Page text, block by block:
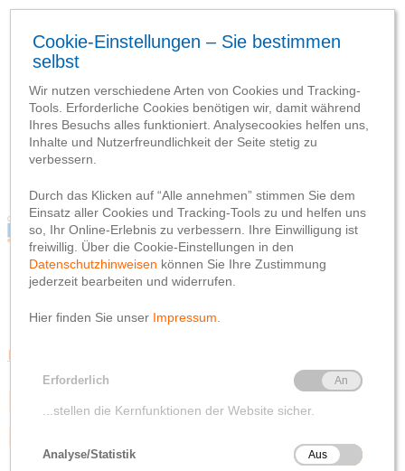
Blog
Webseite
Datenschutzhinweis
Impressum
Blog
Webseite
Impressum
Beratungsqualität
Deutschlands beliebteste
Banken